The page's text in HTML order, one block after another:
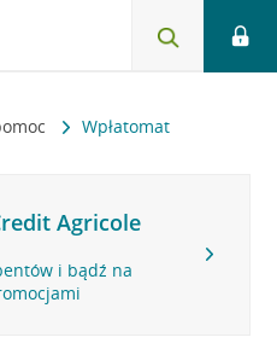
Wpłatomat
Agricole
i bądź na